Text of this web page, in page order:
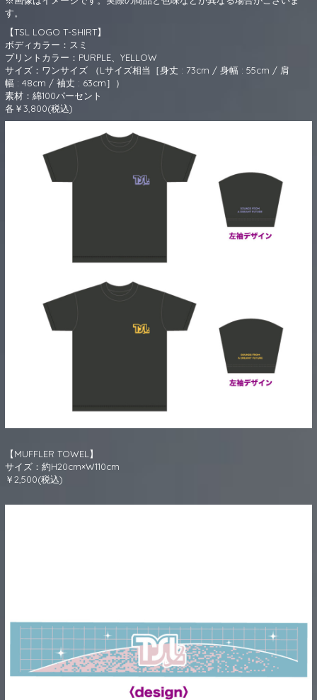
す。
【TSL LOGO T-SHIRT】
ボディカラー：スミ
プリントカラー：PURPLE、YELLOW
サイズ：ワンサイズ （Lサイズ相当［身丈 : 73cm / 身幅 : 55cm / 肩
幅 : 48cm / 袖丈 : 63cm］）
素材：綿100パーセント
各￥3,800(税込)
【MUFFLER TOWEL】
サイズ：約H20cm×W110cm
￥2,500(税込)